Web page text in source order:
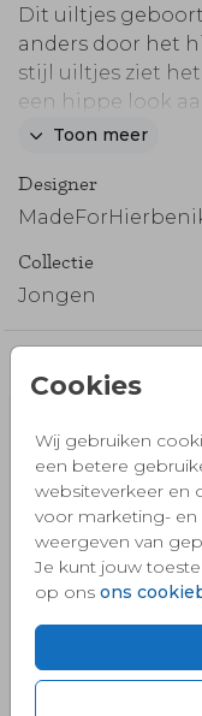
Cookies
Wij gebruiken
een betere
websiteverkeer en
voor marketing- en
weergeven van
Je kunt jouw
op ons ons
Dit uiltjes
anders door het
stijl uiltjes ziet
een hippe look
geboortekaartje.
Toon meer
Designer
Collectie
Jongen
Misschien vind